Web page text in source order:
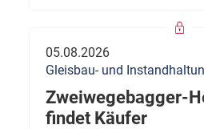
05.08.2026
Gleisbau- und
Zweiwegebagger-
findet Käufer